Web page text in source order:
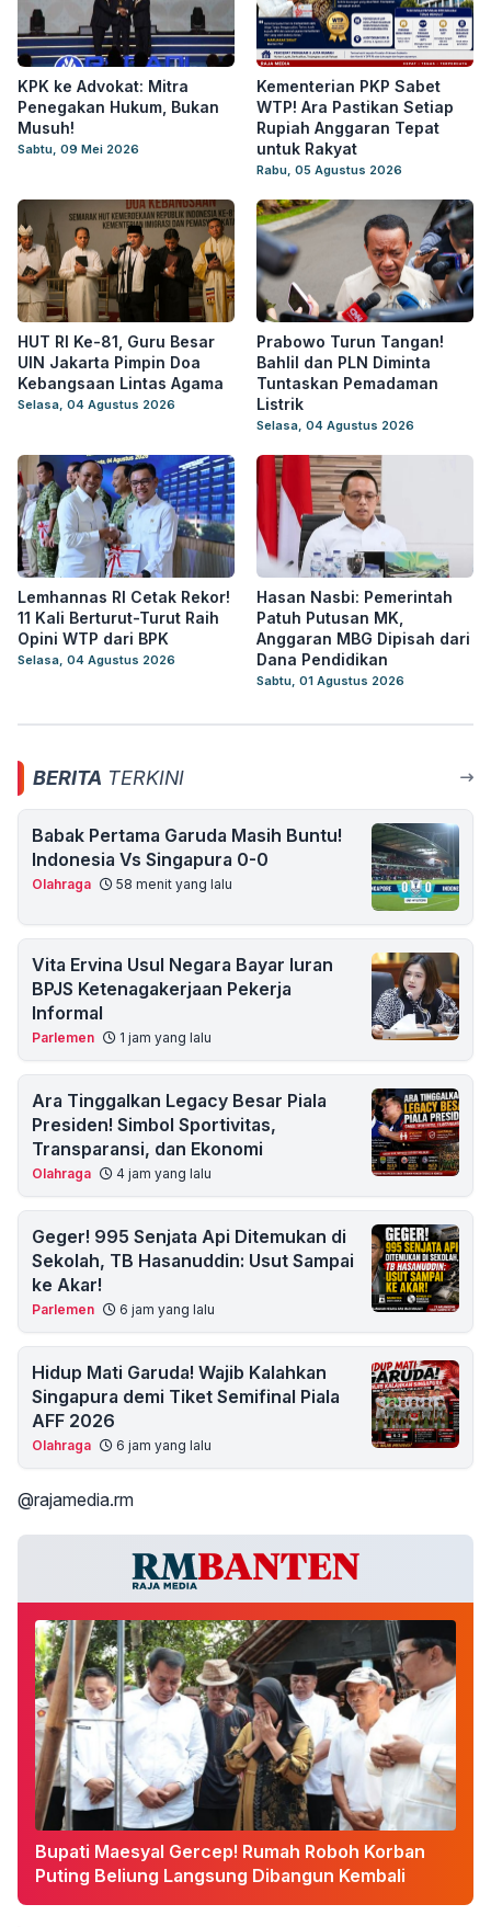
KPK ke Advokat: Mitra
Penegakan Hukum, Bukan
Musuh!
Sabtu, 09 Mei 2026
Kementerian PKP Sabet
WTP! Ara Pastikan Setiap
Rupiah Anggaran Tepat
untuk Rakyat
Rabu, 05 Agustus 2026
HUT RI Ke-81, Guru Besar
UIN Jakarta Pimpin Doa
Kebangsaan Lintas Agama
Selasa, 04 Agustus 2026
Prabowo Turun Tangan!
Bahlil dan PLN Diminta
Tuntaskan Pemadaman
Listrik
Selasa, 04 Agustus 2026
Lemhannas RI Cetak Rekor!
11 Kali Berturut-Turut Raih
Opini WTP dari BPK
Selasa, 04 Agustus 2026
Hasan Nasbi: Pemerintah
Patuh Putusan MK,
Anggaran MBG Dipisah dari
Dana Pendidikan
Sabtu, 01 Agustus 2026
BERITA TERKINI
Babak Pertama Garuda Masih Buntu!
Indonesia Vs Singapura 0-0
Olahraga 58 menit yang lalu
Vita Ervina Usul Negara Bayar Iuran
BPJS Ketenagakerjaan Pekerja
Informal
Parlemen 1 jam yang lalu
Ara Tinggalkan Legacy Besar Piala
Presiden! Simbol Sportivitas,
Transparansi, dan Ekonomi
Olahraga 4 jam yang lalu
Geger! 995 Senjata Api Ditemukan di
Sekolah, TB Hasanuddin: Usut Sampai
ke Akar!
Parlemen 6 jam yang lalu
Hidup Mati Garuda! Wajib Kalahkan
Singapura demi Tiket Semifinal Piala
AFF 2026
Olahraga 6 jam yang lalu
@rajamedia.rm
Bupati Maesyal Gercep! Rumah Roboh Korban
Puting Beliung Langsung Dibangun Kembali